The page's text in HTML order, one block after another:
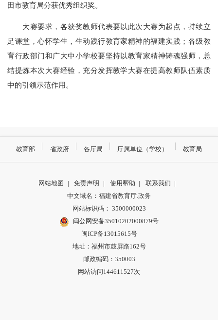
田市教育局分获优秀组织奖。
大赛要求，各获奖教师代表要以此次大赛为起点，持续立
足课堂，心怀学生，生动践行教育家精神的福建实践；各级教
育行政部门和广大中小学校要坚持以教育家精神铸魂强师，总
结提炼本次大赛经验，充分发挥教学大赛在提高教师队伍素质
中的引领示范作用。
教育部 省政府 各厅局 厅属单位（学校） 教育局
网站地图 | 免责声明 | 使用帮助 | 联系我们 |
中文域名：福建省教育厅.政务
网站标识码： 3500000023
闽公网安备35010202000879号
闽ICP备13015615号
地址：福州市鼓屏路162号
邮政编码：350003
网站访问144611527次